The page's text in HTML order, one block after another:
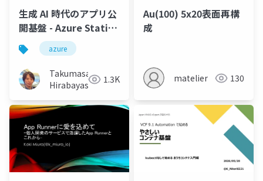
生成 AI 時代のアプリ公
開基盤 - Azure Static
Web Apps ×
SwallowKit で整える
実用構成
azure
Takumasa
Hirabayashi
1.3K
Au(100) 5x20表面再構
成
matelier 130